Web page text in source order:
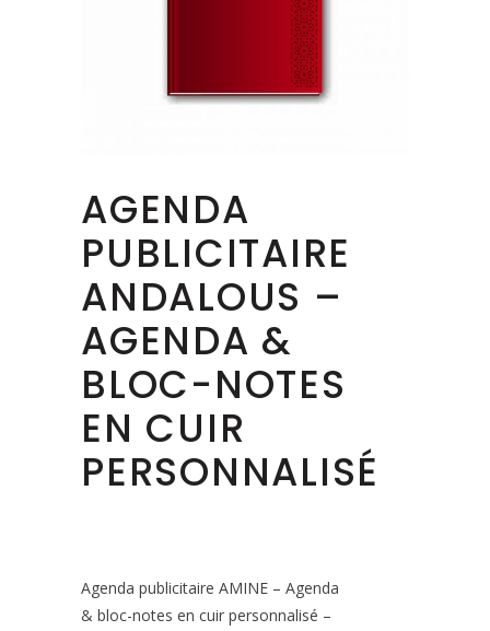
AGENDA
PUBLICITAIRE
ANDALOUS –
AGENDA &
BLOC-NOTES
EN CUIR
PERSONNALISÉ
Agenda publicitaire AMINE – Agenda
& bloc-notes en cuir personnalisé –